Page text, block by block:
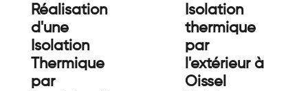
Réalisation
d'une
Isolation
Thermique
par
Isolation
thermique
par
l'extérieur à
Oissel